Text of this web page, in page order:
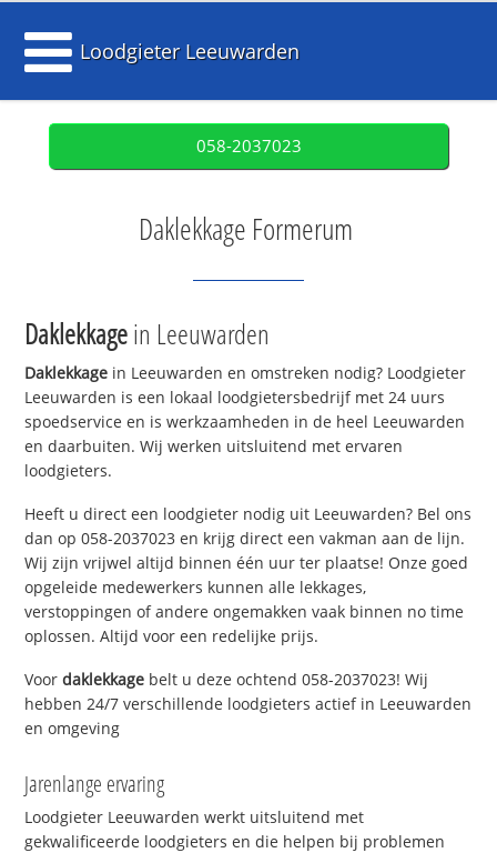
Loodgieter Leeuwarden
058-2037023
Daklekkage Formerum
Daklekkagein Leeuwarden
Daklekkage in Leeuwarden en omstreken nodig? Loodgieter
Leeuwarden is een lokaal loodgietersbedrijf met 24 uurs
spoedservice en is werkzaamheden in de heel Leeuwarden
en daarbuiten. Wij werken uitsluitend met ervaren
loodgieters.
Heeft u direct een loodgieter nodig uit Leeuwarden? Bel ons
dan op 058-2037023 en krijg direct een vakman aan de lijn.
Wij zijn vrijwel altijd binnen één uur ter plaatse! Onze goed
opgeleide medewerkers kunnen alle lekkages,
verstoppingen of andere ongemakken vaak binnen no time
oplossen. Altijd voor een redelijke prijs.
Voordaklekkage belt u deze ochtend 058-2037023! Wij
hebben 24/7 verschillende loodgieters actief in Leeuwarden
en omgeving
Jarenlange ervaring
Loodgieter Leeuwarden werkt uitsluitend met
gekwalificeerde loodgieters en die helpen bij problemen